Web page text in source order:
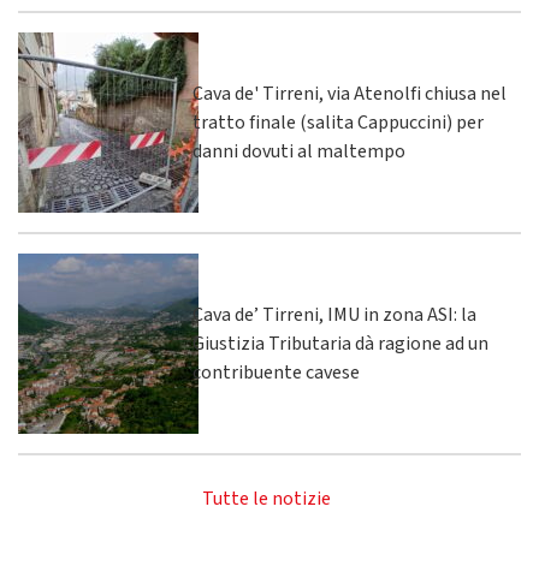
Cava de' Tirreni, via Atenolfi chiusa nel
tratto finale (salita Cappuccini) per
danni dovuti al maltempo
Cava de’ Tirreni, IMU in zona ASI: la
Giustizia Tributaria dà ragione ad un
contribuente cavese
Tutte le notizie